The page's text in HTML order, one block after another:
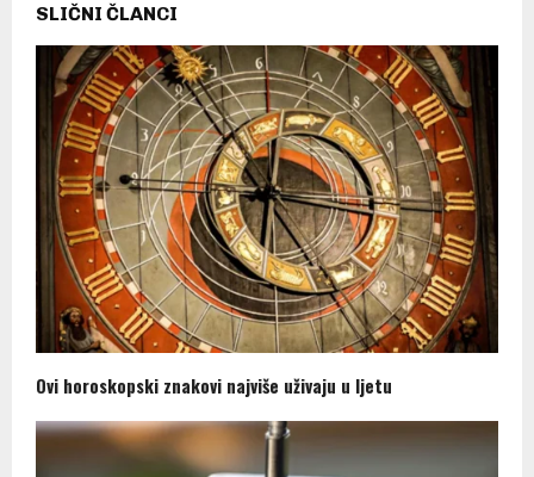
SLIČNI ČLANCI
Ovi horoskopski znakovi najviše uživaju u ljetu